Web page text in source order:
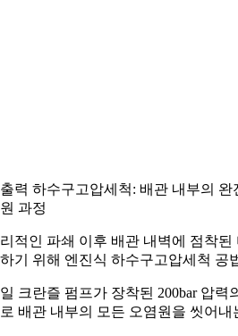
력 하수구고압세척: 배관 내부의 완
과정
적인 파쇄 이후 배관 내벽에 점착
기 위해 엔진식 하수구고압세척 공
크란즐 펌프가 장착된 200bar 압력
배관 내부의 모든 오염원을 씻어내